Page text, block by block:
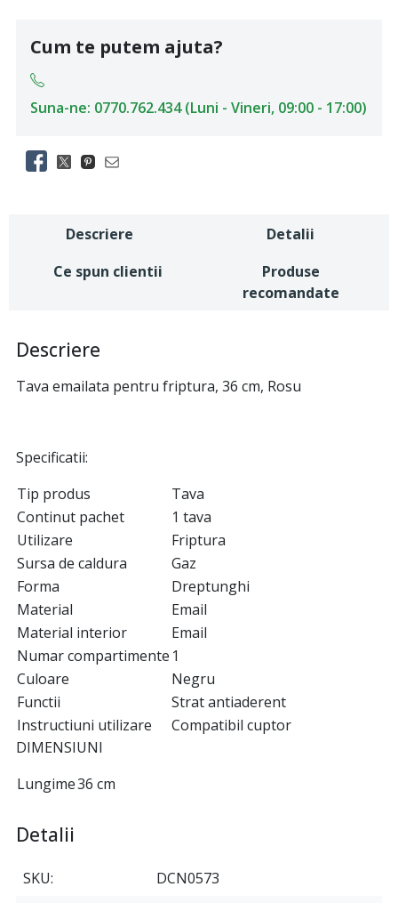
Cum te putem ajuta?
Suna-ne: 0770.762.434 (Luni - Vineri, 09:00 - 17:00)
Descriere
Detalii
Ce spun clientii
Produse
recomandate
Descriere
Tava emailata pentru friptura, 36 cm, Rosu
Specificatii:
Tip produs
Tava
Continut pachet
1 tava
Utilizare
Friptura
Sursa de caldura
Gaz
Forma
Dreptunghi
Material
Email
Material interior
Email
Numar compartimente 1
Culoare
Negru
Functii
Strat antiaderent
Instructiuni utilizare
Compatibil cuptor
DIMENSIUNI
Lungime36 cm
Detalii
SKU
DCN0573